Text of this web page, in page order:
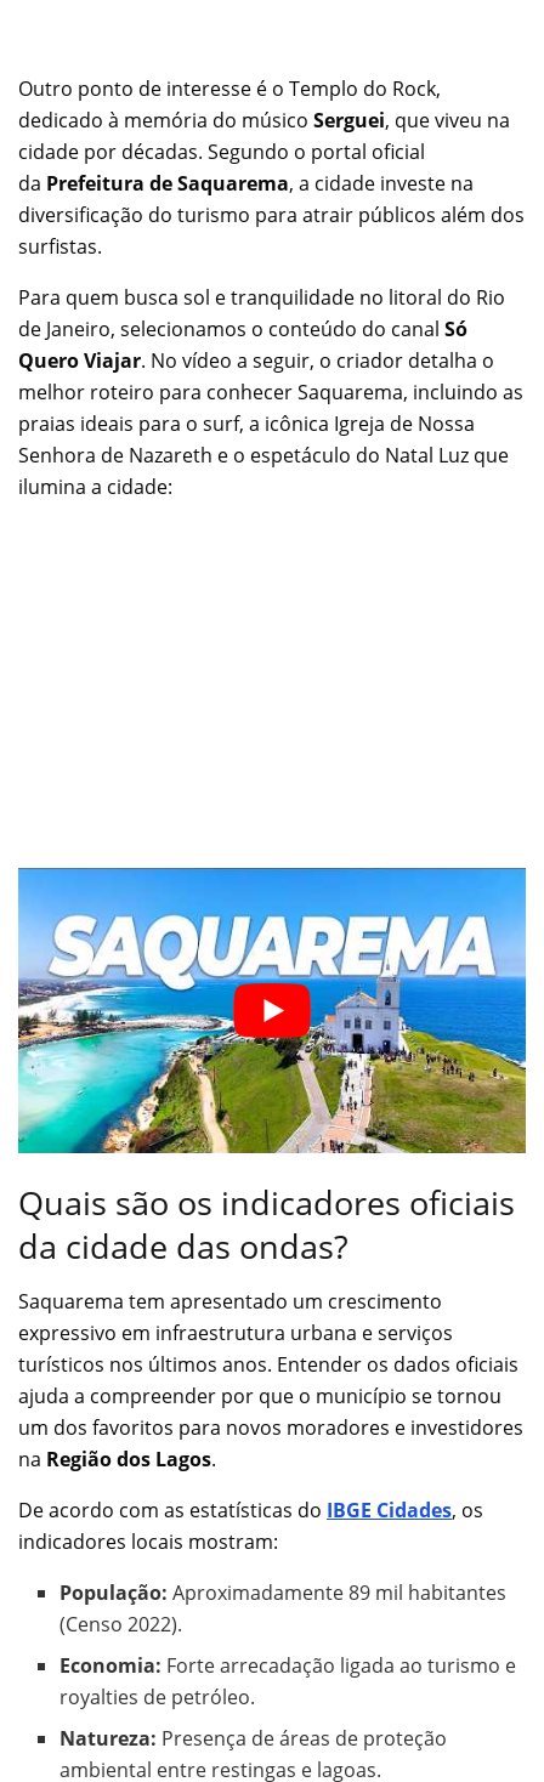
Outro ponto de interesse é o Templo do Rock,
dedicado à memória do músico Serguei, que viveu na
cidade por décadas. Segundo o portal oficial
da Prefeitura de Saquarema, a cidade investe na
diversificação do turismo para atrair públicos além dos
surfistas.
Para quem busca sol e tranquilidade no litoral do Rio
de Janeiro, selecionamos o conteúdo do canal Só
Quero Viajar. No vídeo a seguir, o criador detalha o
melhor roteiro para conhecer Saquarema, incluindo as
praias ideais para o surf, a icônica Igreja de Nossa
Senhora de Nazareth e o espetáculo do Natal Luz que
ilumina a cidade:
Quais são os indicadores oficiais
da cidade das ondas?
Saquarema tem apresentado um crescimento
expressivo em infraestrutura urbana e serviços
turísticos nos últimos anos. Entender os dados oficiais
ajuda a compreender por que o município se tornou
um dos favoritos para novos moradores e investidores
na Região dos Lagos.
De acordo com as estatísticas do IBGE Cidades, os
indicadores locais mostram:
População: Aproximadamente 89 mil habitantes
(Censo 2022).
Economia: Forte arrecadação ligada ao turismo e
royalties de petróleo.
Natureza: Presença de áreas de proteção
ambiental entre restingas e lagoas.